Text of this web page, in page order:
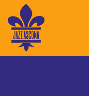
7 Eden Roc Marina
Concerti in questo luogo